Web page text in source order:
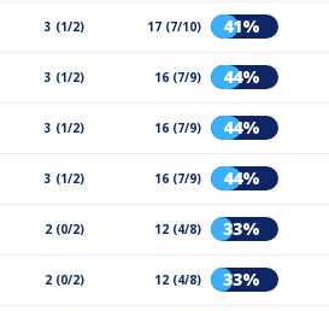
3 (1/2) 17 (7/10) 41%
3 (1/2) 16 (7/9) 44%
3 (1/2) 16 (7/9) 44%
3 (1/2) 16 (7/9) 44%
2 (0/2) 12 (4/8) 33%
2 (0/2) 12 (4/8) 33%